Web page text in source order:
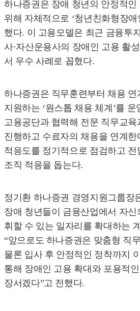
하나증권은 장애 청년의 안정적인
위해 자체적으로 ‘청년친화형장
했다. 이 고용모델은 최근 금융투
사·자산운용사의 장애인 고용 활
서 우수 사례로 꼽혔다.
하나증권은 직무훈련부터 채용 연
지원하는 ‘원스톱 채용 체계’를
고용공단과 협력해 전문 직무교
진행하고 수료자의 채용을 연계
적응도를 정기적으로 점검하고 전
조직 적응을 돕는다.
정기환 하나증권 경영지원그룹장
장애 청년들이 금융산업에서 자
휘할 수 있는 일자리를 확대하는
“앞으로도 하나증권은 맞춤형 직
물론 입사 후 안정적인 정착까지
통해 장애인 고용 확대와 포용적
장서겠다”고 전했다.